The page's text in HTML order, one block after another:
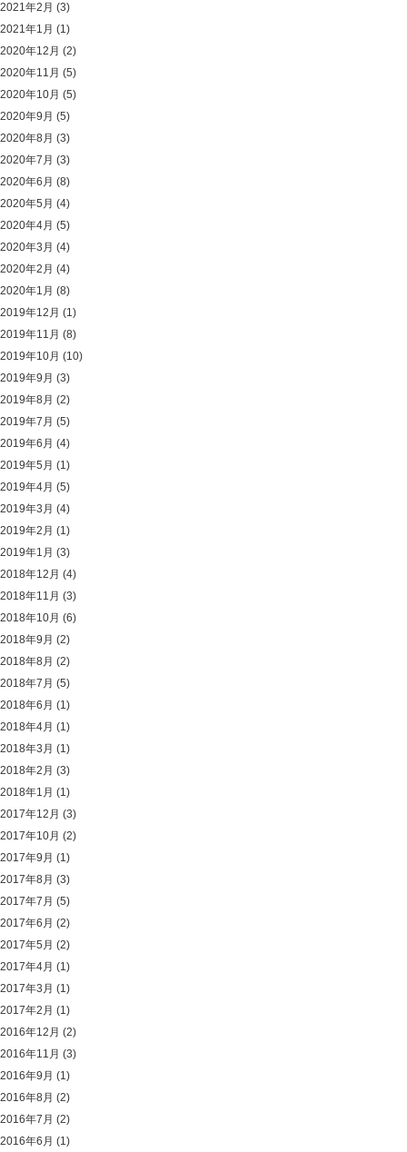
2021年2月 (3)
2021年1月 (1)
2020年12月 (2)
2020年11月 (5)
2020年10月 (5)
2020年9月 (5)
2020年8月 (3)
2020年7月 (3)
2020年6月 (8)
2020年5月 (4)
2020年4月 (5)
2020年3月 (4)
2020年2月 (4)
2020年1月 (8)
2019年12月 (1)
2019年11月 (8)
2019年10月 (10)
2019年9月 (3)
2019年8月 (2)
2019年7月 (5)
2019年6月 (4)
2019年5月 (1)
2019年4月 (5)
2019年3月 (4)
2019年2月 (1)
2019年1月 (3)
2018年12月 (4)
2018年11月 (3)
2018年10月 (6)
2018年9月 (2)
2018年8月 (2)
2018年7月 (5)
2018年6月 (1)
2018年4月 (1)
2018年3月 (1)
2018年2月 (3)
2018年1月 (1)
2017年12月 (3)
2017年10月 (2)
2017年9月 (1)
2017年8月 (3)
2017年7月 (5)
2017年6月 (2)
2017年5月 (2)
2017年4月 (1)
2017年3月 (1)
2017年2月 (1)
2016年12月 (2)
2016年11月 (3)
2016年9月 (1)
2016年8月 (2)
2016年7月 (2)
2016年6月 (1)